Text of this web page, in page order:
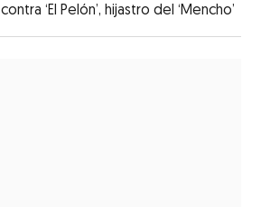
contra ‘El Pelón’, hijastro del ‘Mencho’